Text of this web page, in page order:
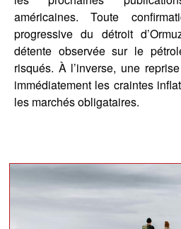
américaines. Toute
progressive du détroit
détente observée sur le
risqués. À l’inverse, une
immédiatement les craintes
les marchés obligataires.